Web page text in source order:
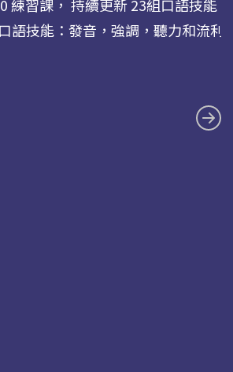
練習課， 持續更新 23組口語技能
語技能：發音，強調，聽力和流利